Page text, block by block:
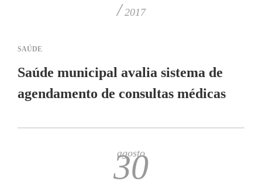
/ 2017
SAÚDE
Saúde municipal avalia sistema de
agendamento de consultas médicas
agosto
30